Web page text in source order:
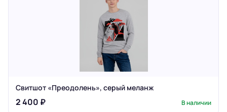
Свитшот «Преодолень», серый меланж
2 400 ₽ В наличии